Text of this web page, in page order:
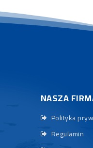
NASZA
Polityka
Regulamin